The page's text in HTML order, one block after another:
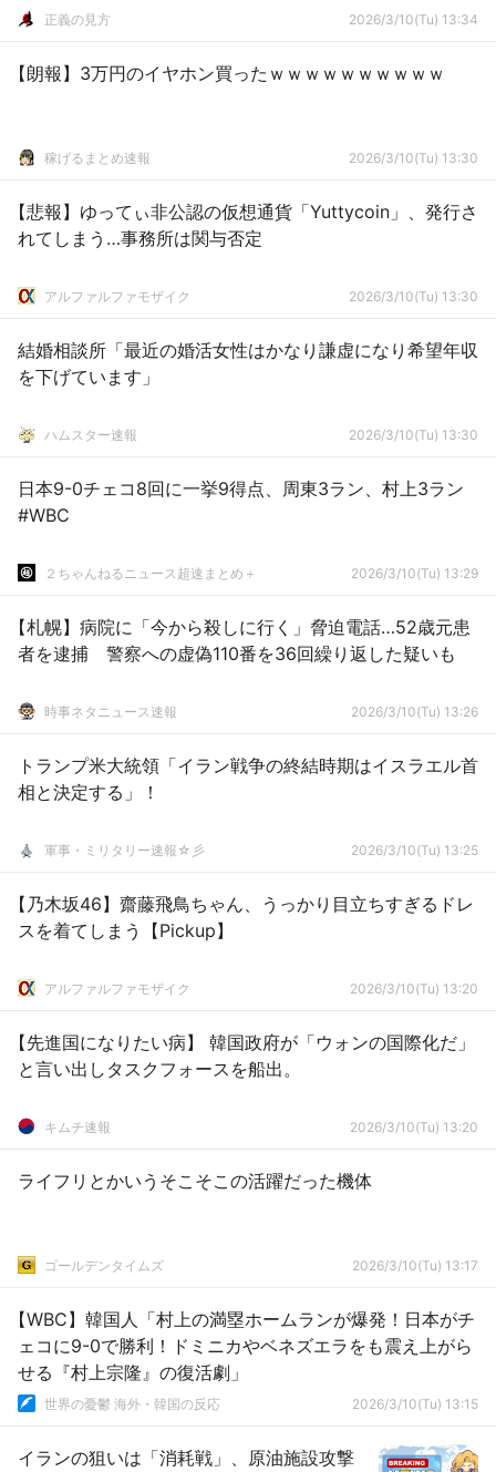
正義の見方 2026/3/10(Tu) 13:34
【朗報】3万円のイヤホン買ったｗｗｗｗｗｗｗｗｗｗ
稼げるまとめ速報 2026/3/10(Tu) 13:30
【悲報】ゆってぃ非公認の仮想通貨「Yuttycoin」、発行さ
れてしまう…事務所は関与否定
アルファルファモザイク 2026/3/10(Tu) 13:30
結婚相談所「最近の婚活女性はかなり謙虚になり希望年収
を下げています」
ハムスター速報 2026/3/10(Tu) 13:30
日本9-0チェコ8回に一挙9得点、周東3ラン、村上3ラン
#WBC
２ちゃんねるニュース超速まとめ＋ 2026/3/10(Tu) 13:29
【札幌】病院に「今から殺しに行く」脅迫電話…52歳元患
者を逮捕 警察への虚偽110番を36回繰り返した疑いも
時事ネタニュース速報 2026/3/10(Tu) 13:26
トランプ米大統領「イラン戦争の終結時期はイスラエル首
相と決定する」！
軍事・ミリタリー速報☆彡 2026/3/10(Tu) 13:25
【乃木坂46】齋藤飛鳥ちゃん、うっかり目立ちすぎるドレ
スを着てしまう【Pickup】
アルファルファモザイク 2026/3/10(Tu) 13:20
【先進国になりたい病】 韓国政府が「ウォンの国際化だ」
と言い出しタスクフォースを船出。
キムチ速報 2026/3/10(Tu) 13:20
ライフリとかいうそこそこの活躍だった機体
ゴールデンタイムズ 2026/3/10(Tu) 13:17
【WBC】韓国人「村上の満塁ホームランが爆発！日本がチ
ェコに9-0で勝利！ドミニカやベネズエラをも震え上がら
せる『村上宗隆』の復活劇」
世界の憂鬱 海外・韓国の反応 2026/3/10(Tu) 13:15
イランの狙いは「消耗戦」、原油施設攻撃